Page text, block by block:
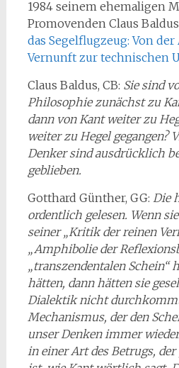
1984 seinem ehemaligen
Promovenden Claus Baldus
das Segelflugzeug: Von
Vernunft zur technischen
Claus Baldus, CB: Sie sind
Philosophie zunächst zu
dann von Kant weiter zu
weiter zu Hegel gegangen?
Denker sind ausdrücklich
geblieben.
Gotthard Günther, GG: Die
ordentlich gelesen. Wenn
seiner „Kritik der reinen
„Amphibolie der
„transzendentalen Schein“
hätten, dann hätten sie
Dialektik nicht
Mechanismus, der den
unser Denken immer
in einer Art des Betrugs,